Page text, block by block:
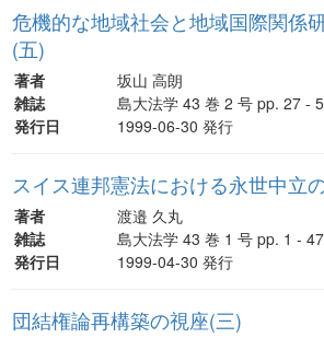
危機的な地域社会と地域国際関係
(五)
著者
坂山 高朗
雑誌
島大法学 43 巻 2 号 pp. 27 -
発行日
1999-06-30 発行
スイス連邦憲法における永世中立
著者
渡邉 久丸
雑誌
島大法学 43 巻 1 号 pp. 1 - 47
発行日
1999-04-30 発行
団結権論再構築の視座(三)